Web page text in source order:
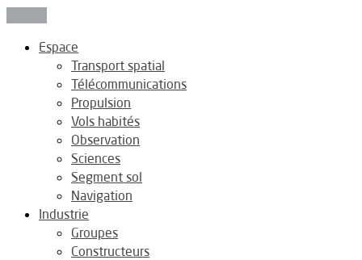
Espace
Transport spatial
Télécommunications
Propulsion
Vols habités
Observation
Sciences
Segment sol
Navigation
Industrie
Groupes
Constructeurs